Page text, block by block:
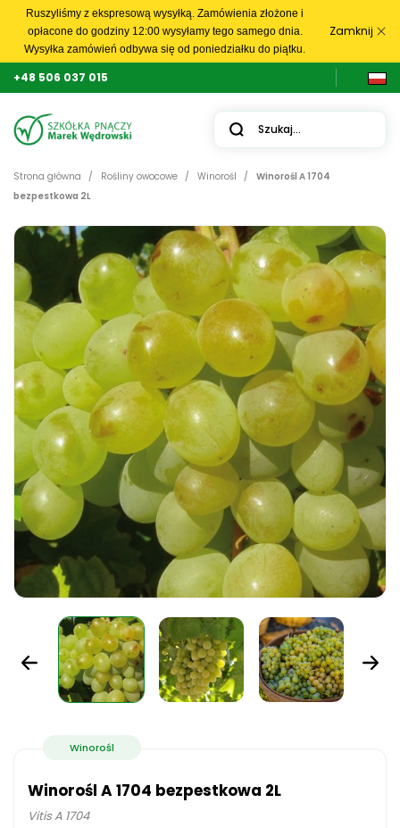
Ruszyliśmy z ekspresową wysyłką. Zamówienia złożone i
opłacone do godziny 12:00 wysyłamy tego samego dnia.
Wysyłka zamówień odbywa się od poniedziałku do piątku.
Zamknij
+48 506 037 015
Strona główna Rośliny owocowe Winorośl
Winorośl A 1704
bezpestkowa 2L
Winorośl
Winorośl A 1704 bezpestkowa 2L
Vitis A 1704